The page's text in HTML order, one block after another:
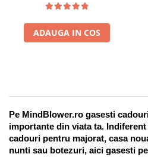
ADAUGA IN COS
Pe MindBlower.ro gasesti
importante din viata ta.
cadouri pentru majorat, casa
nunti sau botezuri, aici gasesti